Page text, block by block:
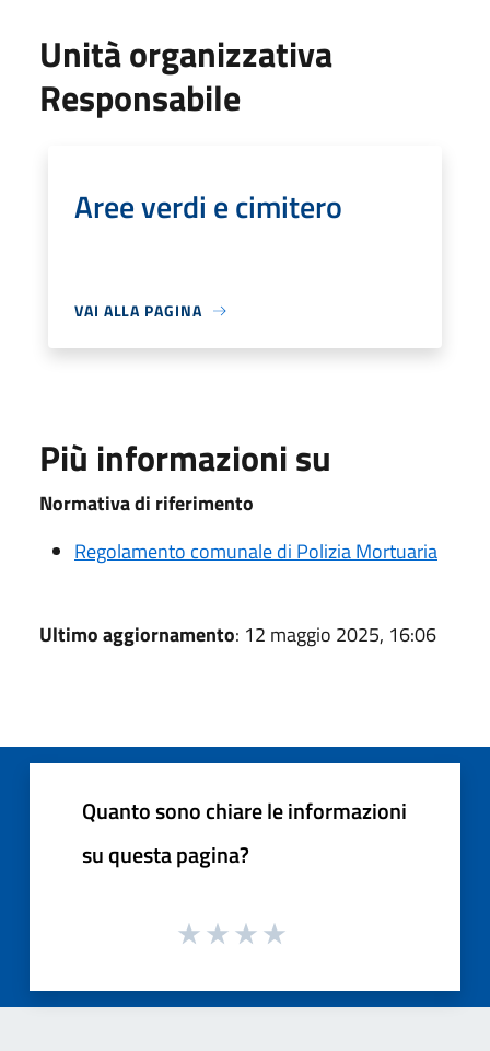
Unità organizzativa
Responsabile
Aree verdi e cimitero
VAI ALLA PAGINA
Più informazioni su
Normativa di riferimento
Regolamento comunale di Polizia Mortuaria
Ultimo aggiornamento: 12 maggio 2025, 16:06
Quanto sono chiare le informazioni
su questa pagina?